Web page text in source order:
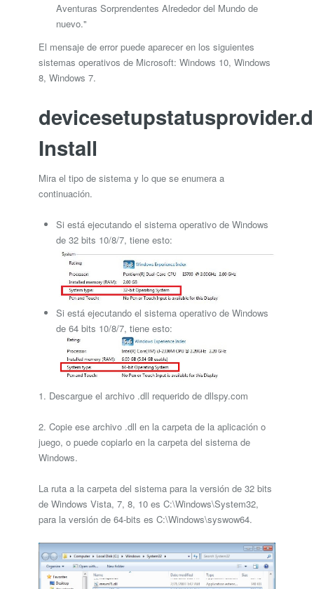
Aventuras Sorprendentes Alrededor del Mundo de
nuevo."
El mensaje de error puede aparecer en los siguientes
sistemas operativos de Microsoft: Windows 10, Windows
8, Windows 7.
Install
Mira el tipo de sistema y lo que se enumera a
continuación.
Si está ejecutando el sistema operativo de Windows
de 32 bits 10/8/7, tiene esto:
Si está ejecutando el sistema operativo de Windows
de 64 bits 10/8/7, tiene esto:
1. Descargue el archivo .dll requerido de dllspy.com
2. Copie ese archivo .dll en la carpeta de la aplicación o
juego, o puede copiarlo en la carpeta del sistema de
Windows.
La ruta a la carpeta del sistema para la versión de 32 bits
de Windows Vista, 7, 8, 10 es C:\Windows\System32,
para la versión de 64-bits es C:\Windows\syswow64.